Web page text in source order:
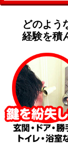
どのよう
経験を積